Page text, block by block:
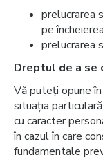
prelucrarea
pe
prelucrarea
Dreptul de a se
Vă puteți opune
situația
cu caracter
în cazul în care
fundamentale